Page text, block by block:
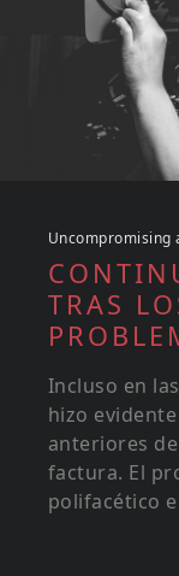
Uncompromising
TRAS
Incluso en
hizo
anteriores
factura. El
polifacético